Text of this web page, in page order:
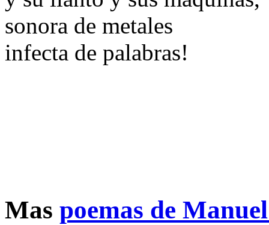
sonora de metales
infecta de palabras!
Mas poemas de